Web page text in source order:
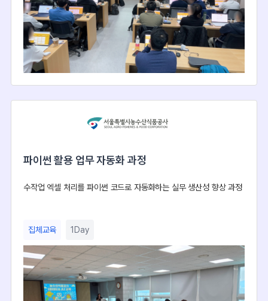
파이썬 활용 업무 자동화 과정
수작업 엑셀 처리를 파이썬 코드로 자동화하는 실무 생산성 향상 과정
집체교육 1Day